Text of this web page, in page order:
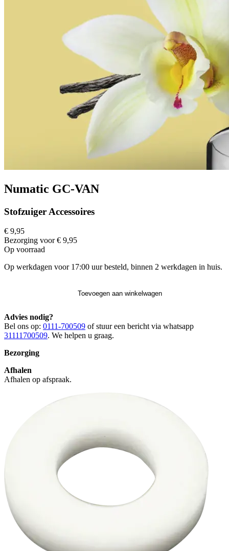
Numatic GC-VAN
Stofzuiger Accessoires
€ 9,95
Bezorging voor € 9,95
Op voorraad
Op werkdagen voor 17:00 uur besteld, binnen 2 werkdagen in huis.
Toevoegen aan winkelwagen
Advies nodig?
Bel ons op: 0111-700509 of stuur een bericht via whatsapp
31111700509. We helpen u graag.
Bezorging
Afhalen
Afhalen op afspraak.